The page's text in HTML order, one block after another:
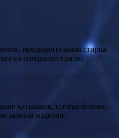
предварительная стирка
со специалистом по
катышков, потеря формы,
замены изделия.